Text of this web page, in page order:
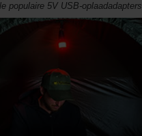
populaire 5V USB-oplaadadapters